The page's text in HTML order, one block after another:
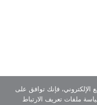
فإنك توافق على
ملفات تعريف الارتباط